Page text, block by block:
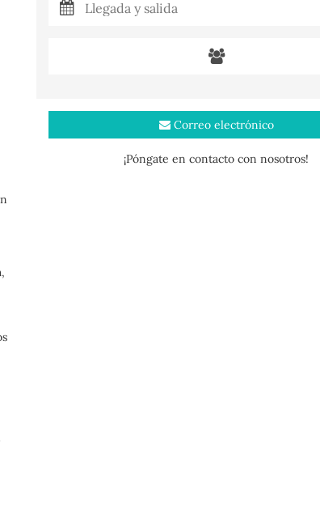
Correo electrónico
¡Póngate en contacto con nosotros!